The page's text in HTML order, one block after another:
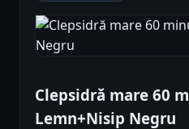
Clepsidră mare 60
Lemn+Nisip Negru